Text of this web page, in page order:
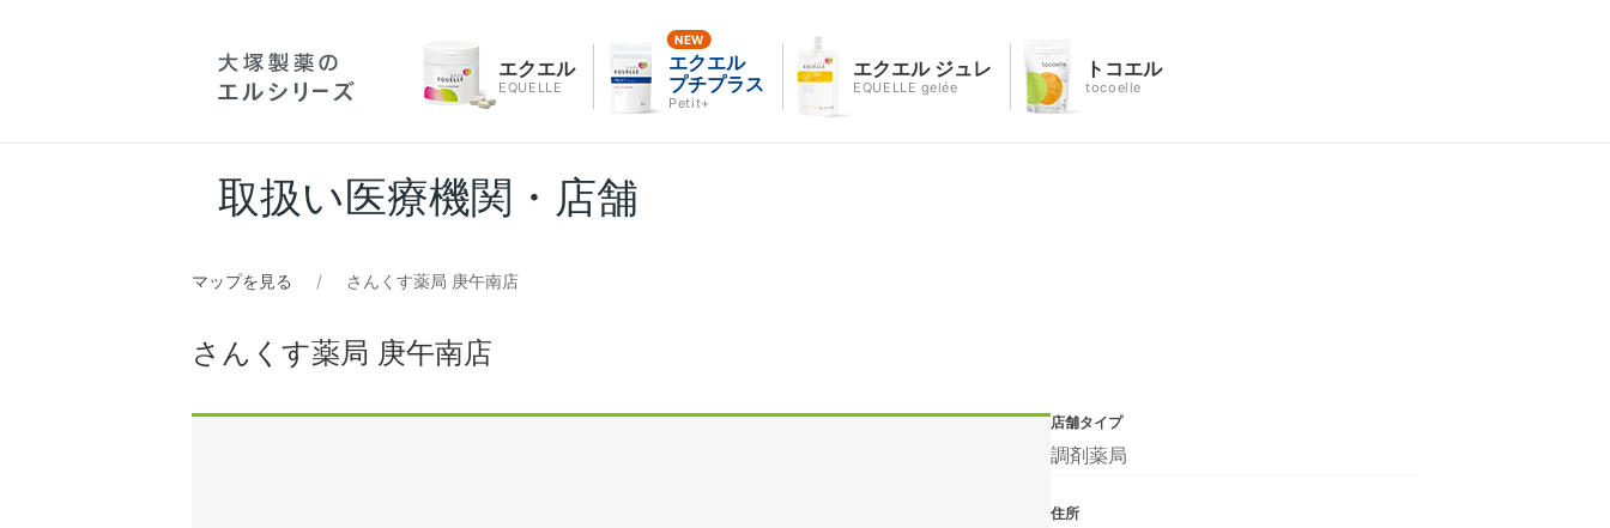
エクエル
EQUELLE
エクエル
プチプラス
Petit+
エクエル ジュレ
EQUELLE gelée
トコエル
tocoelle
取扱い医療機関・店舗
マップを見る さんくす薬局 庚午南店
さんくす薬局 庚午南店
店舗タイプ
調剤薬局
住所